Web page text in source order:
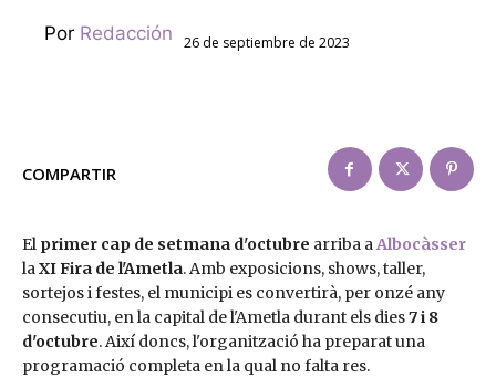
Por Redacción 26 de septiembre de 2023
COMPARTIR
El primer cap de setmana d'octubre arriba aAlbocàsser
laXI Fira de l'Ametla. Amb exposicions, shows, taller,
sortejos i festes, el municipi es convertirà, per onzé any
consecutiu, en la capital de l'Ametla durant els dies7 i 8
d'octubre. Així doncs, l'organització ha preparat una
programació completa en la qual no falta res.